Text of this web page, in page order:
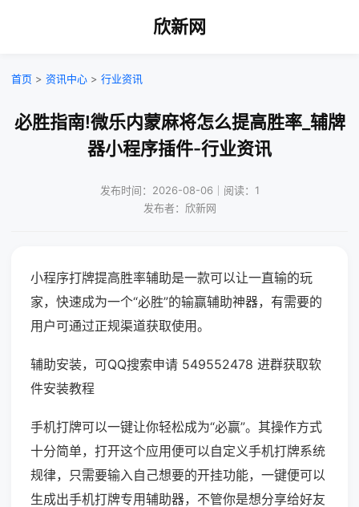
欣新网
首页 > 资讯中心 > 行业资讯
必胜指南!微乐内蒙麻将怎么提高胜率_辅牌
器小程序插件-行业资讯
发布时间：2026-08-06｜阅读：1
发布者：欣新网
小程序打牌提高胜率辅助是一款可以让一直输的玩
家，快速成为一个“必胜”的输赢辅助神器，有需要的
用户可通过正规渠道获取使用。
辅助安装，可QQ搜索申请 549552478 进群获取软
件安装教程
手机打牌可以一键让你轻松成为“必赢”。其操作方式
十分简单，打开这个应用便可以自定义手机打牌系统
规律，只需要输入自己想要的开挂功能，一键便可以
生成出手机打牌专用辅助器，不管你是想分享给好友